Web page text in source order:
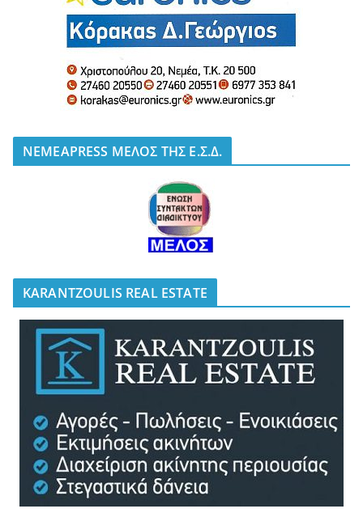
NEMEAPRESS ΜΕΛΟΣ ΤΗΣ Ε.Σ.Δ.
KARANTZOULIS REAL ESTATE